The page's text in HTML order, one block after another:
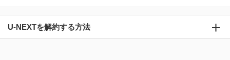
U-NEXTを解約する方法